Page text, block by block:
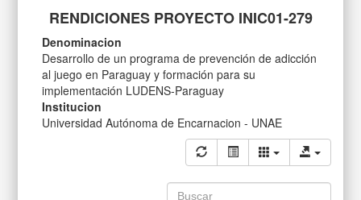
RENDICIONES PROYECTO INIC01-279
Denominacion
Desarrollo de un programa de prevención de adicción
al juego en Paraguay y formación para su
implementación LUDENS-Paraguay
Institucion
Universidad Autónoma de Encarnacion - UNAE